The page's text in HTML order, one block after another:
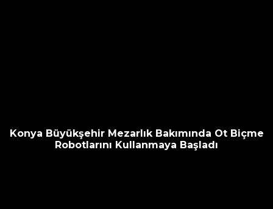
Konya Büyükşehir Mezarlık Bakımında Ot Biçme
Robotlarını Kullanmaya Başladı